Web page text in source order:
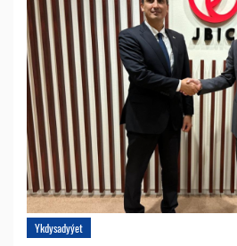
Ykdysadyýet